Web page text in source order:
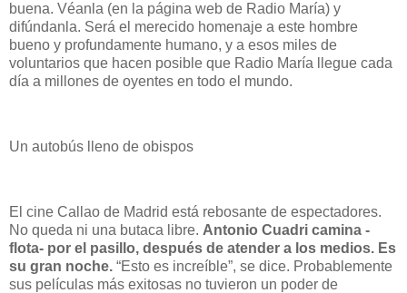
buena. Véanla (en la página web de Radio María) y
difúndanla. Será el merecido homenaje a este hombre
bueno y profundamente humano, y a esos miles de
voluntarios que hacen posible que Radio María llegue cada
día a millones de oyentes en todo el mundo.
Un autobús lleno de obispos
El cine Callao de Madrid está rebosante de espectadores.
No queda ni una butaca libre. Antonio Cuadri camina -
flota- por el pasillo, después de atender a los medios. Es
su gran noche. “Esto es increíble”, se dice. Probablemente
sus películas más exitosas no tuvieron un poder de